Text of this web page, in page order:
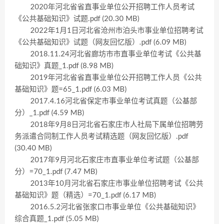
2020年河北省省直事业单位公开招聘工作人员考试
《公共基础知识》试题.pdf (20.30 MB)
2022年1月1日河北省沧州市泊头市事业单位招聘考试
《公共基础知识》试题（网友回忆版）.pdf (6.09 MB)
2018.11.24河北省廊坊市市直事业单位考试《公共基
础知识》真题_1.pdf (8.98 MB)
2019年河北省省直事业单位公开招聘工作人员《公共
基础知识》题=65_1.pdf (6.03 MB)
2017.4.16河北省保定市事业单位考试真题（公基部
分）_1.pdf (4.59 MB)
2018年9月8日河北省石家庄市人社局下属单位招聘劳
务派遣合同制工作人员考试精选题（网友回忆版）.pdf
(30.40 MB)
2017年9月河北石家庄市直事业单位考试题（公基部
分）=70_1.pdf (7.47 MB)
2013年10月河北省石家庄市事业单位招聘考试《公共
基础知识》题（精选）=70_1.pdf (6.17 MB)
2016.5.2河北省张家口市事业单位《公共基础知识》
综合真题_1.pdf (5.05 MB)